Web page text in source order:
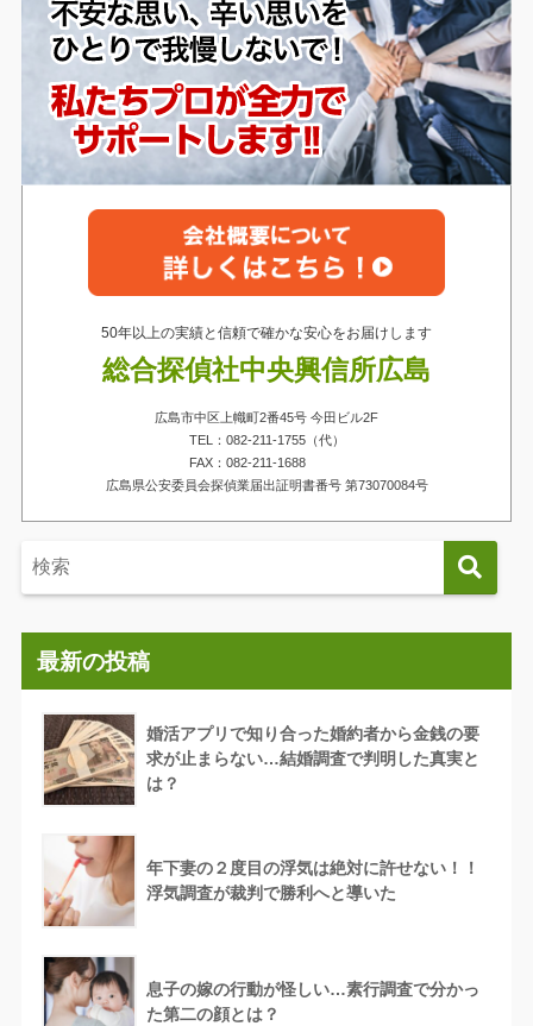
50年以上の実績と信頼で確かな安心をお届けします
総合探偵社中央興信所広島
広島市中区上幟町2番45号 今田ビル2F
TEL：082-211-1755（代）
FAX：082-211-1688
広島県公安委員会探偵業届出証明書番号 第73070084号
最新の投稿
婚活アプリで知り合った婚約者から金銭の要
求が止まらない…結婚調査で判明した真実と
は？
年下妻の２度目の浮気は絶対に許せない！！
浮気調査が裁判で勝利へと導いた
息子の嫁の行動が怪しい…素行調査で分かっ
た第二の顔とは？